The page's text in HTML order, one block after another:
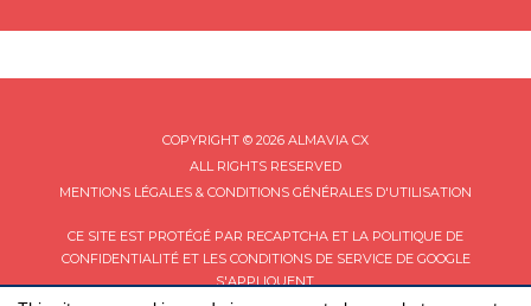
COPYRIGHT © 2026 ALMAVIA CX
ALL RIGHTS RESERVED
MENTIONS LÉGALES & CONDITIONS GÉNÉRALES D'UTILISATION
CE SITE EST PROTÉGÉ PAR RECAPTCHA ET LA POLITIQUE DE
CONFIDENTIALITÉET LES CONDITIONS DE SERVICEDE GOOGLE
S'APPLIQUENT.